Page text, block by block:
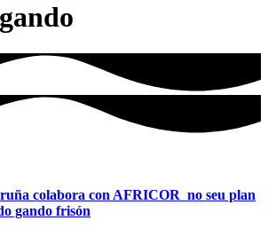
gando
colabora con AFRICOR no seu plan
gando frisón